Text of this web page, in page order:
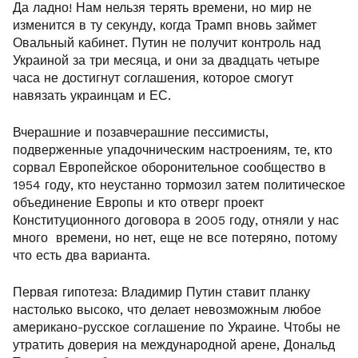
Да ладно! Нам нельзя терять времени, но мир не
изменится в ту секунду, когда Трамп вновь займет
Овальный кабинет. Путин не получит контроль над
Украиной за три месяца, и они за двадцать четыре
часа не достигнут соглашения, которое смогут
навязать украинцам и ЕС.
Вчерашние и позавчерашние пессимисты,
подверженные упадочническим настроениям, те, кто
сорвал Европейское оборонительное сообщество в
1954 году, кто неустанно тормозил затем политическое
объединение Европы и кто отверг проект
Конституционного договора в 2005 году, отняли у нас
много времени, но нет, еще не все потеряно, потому
что есть два варианта.
Первая гипотеза: Владимир Путин ставит планку
настолько высоко, что делает невозможным любое
американо-русское соглашение по Украине. Чтобы не
утратить доверия на международной арене, Дональд